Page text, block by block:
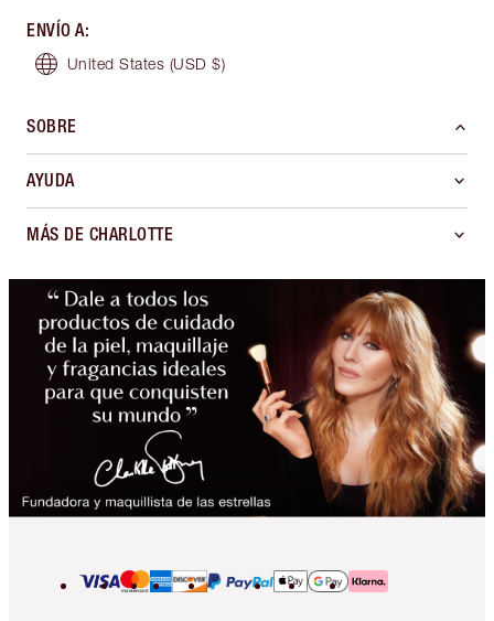
ENVÍO A:
United States (USD $)
SOBRE
AYUDA
MÁS DE CHARLOTTE